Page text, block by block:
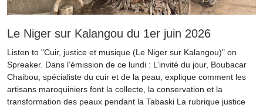
Le Niger sur Kalangou du 1er juin 2026
Listen to "Cuir, justice et musique (Le Niger sur Kalangou)" on
Spreaker. Dans l’émission de ce lundi : L’invité du jour, Boubacar
Chaibou, spécialiste du cuir et de la peau, explique comment les
artisans maroquiniers font la collecte, la conservation et la
transformation des peaux pendant la Tabaski La rubrique justice